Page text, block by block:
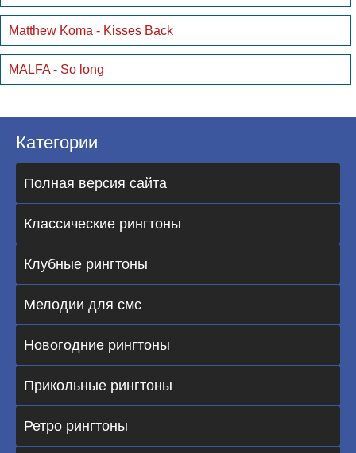
Matthew Koma - Kisses Back
MALFA - So long
Категории
Полная версия сайта
Классические рингтоны
Клубные рингтоны
Мелодии для смс
Новогодние рингтоны
Прикольные рингтоны
Ретро рингтоны